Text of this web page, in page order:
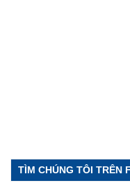
TÌM CHÚNG TÔI TRÊN